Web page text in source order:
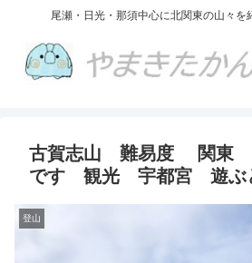
尾瀬・日光・那須中心に北関東の山々を
古賀志山 難易度 関東
です 観光 宇都宮 遊ぶ
登山